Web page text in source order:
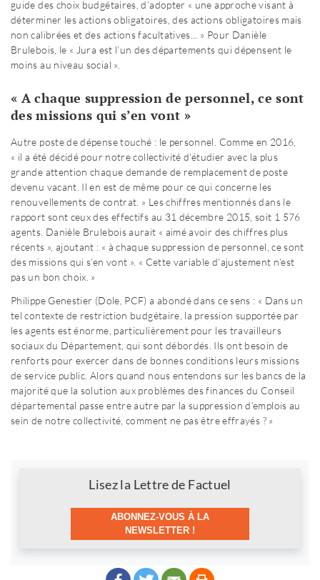
guide des choix budgétaires, d’adopter « une approche visant à
déterminer les actions obligatoires, des actions obligatoires mais
non calibrées et des actions facultatives... » Pour Danièle
Brulebois, le « Jura est l’un des départements qui dépensent le
moins au niveau social ».
« A chaque suppression de personnel, ce sont
des missions qui s’en vont »
Autre poste de dépense touché : le personnel. Comme en 2016,
« il a été décidé pour notre collectivité d’étudier avec la plus
grande attention chaque demande de remplacement de poste
devenu vacant. Il en est de même pour ce qui concerne les
renouvellements de contrat. » Les chiffres mentionnés dans le
rapport sont ceux des effectifs au 31 décembre 2015, soit 1 576
agents. Danièle Brulebois aurait « aimé avoir des chiffres plus
récents », ajoutant : « à chaque suppression de personnel, ce sont
des missions qui s’en vont ». « Cette variable d’ajustement n’est
pas un bon choix. »
Philippe Genestier (Dole, PCF) a abondé dans ce sens : « Dans un
tel contexte de restriction budgétaire, la pression supportée par
les agents est énorme, particulièrement pour les travailleurs
sociaux du Département, qui sont débordés. Ils ont besoin de
renforts pour exercer dans de bonnes conditions leurs missions
de service public. Alors quand nous entendons sur les bancs de la
majorité que la solution aux problèmes des finances du Conseil
départemental passe entre autre par la suppression d’emplois au
sein de notre collectivité, comment ne pas être effrayés ? »
Lisez la Lettre de Factuel
ABONNEZ-VOUS À LA
NEWSLETTER !